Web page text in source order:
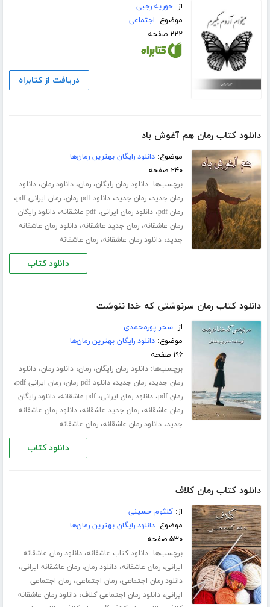
از:حوریه رجبی
موضوع: اجتماعی
۲۲۲ صفحه
دریافت از کتابراه
دانلود کتاب رمان هم آغوش باد
موضوع:دانلود رایگان بهترین رمان‌ها
۲۴۰ صفحه
برچسب‌ها:دانلود رمان رایگان،رمان،دانلود رمان،دانلود
رمان جدید،رمان جدید،دانلود pdf رمان ،رمان ایرانی pdf ،
رمان pdf ،دانلود رمان ایرانی،pdf عاشقانه ،دانلود رایگان
رمان عاشقانه،رمان جدید عاشقانه،دانلود رمان عاشقانه
جدید،دانلود رمان عاشقانه،رمان عاشقانه
دانلود کتاب
دانلود کتاب رمان سرنوشتی که خدا ننوشت
از:سحر پورمحمدی
موضوع:دانلود رایگان بهترین رمان‌ها
۱۹۶ صفحه
برچسب‌ها:دانلود رمان رایگان،رمان،دانلود رمان،دانلود
رمان جدید،رمان جدید،دانلود pdf رمان ،رمان ایرانی pdf ،
رمان pdf ،دانلود رمان ایرانی،pdf عاشقانه ،دانلود رایگان
رمان عاشقانه،رمان جدید عاشقانه،دانلود رمان عاشقانه
جدید،دانلود رمان عاشقانه،رمان عاشقانه
دانلود کتاب
دانلود کتاب رمان کلاف
از:کلثوم حسینی
موضوع:دانلود رایگان بهترین رمان‌ها
۵۳۰ صفحه
برچسب‌ها:دانلود کتاب عاشقانه،دانلود رمان عاشقانه
ایرانی،رمان عاشقانه،دانلود رمان،رمان عاشقانه ایرانی،
دانلود رمان اجتماعی،رمان اجتماعی،رمان اجتماعی
ایرانی،دانلود رمان اجتماعی کلاف،دانلود رمان عاشقانه